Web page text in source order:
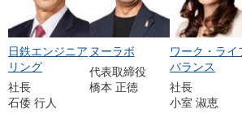
日鉄エンジニア
リング
社長
石倭 行人
ヌーラボ
代表取締役
橋本 正徳
ワーク・ライ
バランス
社長
小室 淑恵